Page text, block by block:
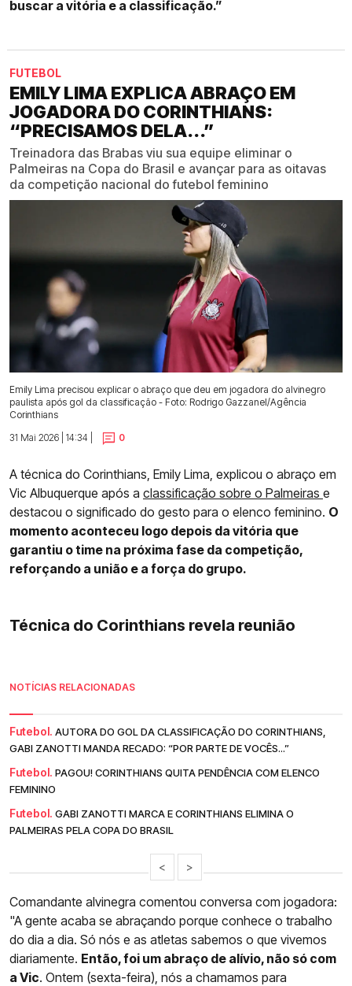
buscar a vitória e a classificação.”
FUTEBOL
EMILY LIMA EXPLICA ABRAÇO EM
JOGADORA DO CORINTHIANS:
“PRECISAMOS DELA...”
Treinadora das Brabas viu sua equipe eliminar o
Palmeiras na Copa do Brasil e avançar para as oitavas
da competição nacional do futebol feminino
Emily Lima precisou explicar o abraço que deu em jogadora do alvinegro
paulista após gol da classificação - Foto: Rodrigo Gazzanel/Agência
Corinthians
31 Mai 2026 | 14:34 |
0
A técnica do Corinthians, Emily Lima, explicou o abraço em
Vic Albuquerque após a classificação sobre o Palmeiras e
destacou o significado do gesto para o elenco feminino. O
momento aconteceu logo depois da vitória que
garantiu o time na próxima fase da competição,
reforçando a união e a força do grupo.
Técnica do Corinthians revela reunião
NOTÍCIAS RELACIONADAS
Futebol. AUTORA DO GOL DA CLASSIFICAÇÃO DO CORINTHIANS,
GABI ZANOTTI MANDA RECADO: “POR PARTE DE VOCÊS...”
Futebol. PAGOU! CORINTHIANS QUITA PENDÊNCIA COM ELENCO
FEMININO
Futebol. GABI ZANOTTI MARCA E CORINTHIANS ELIMINA O
PALMEIRAS PELA COPA DO BRASIL
< >
Comandante alvinegra comentou conversa com jogadora:
"A gente acaba se abraçando porque conhece o trabalho
do dia a dia. Só nós e as atletas sabemos o que vivemos
diariamente. Então, foi um abraço de alívio, não só com
a Vic. Ontem (sexta-feira), nós a chamamos para